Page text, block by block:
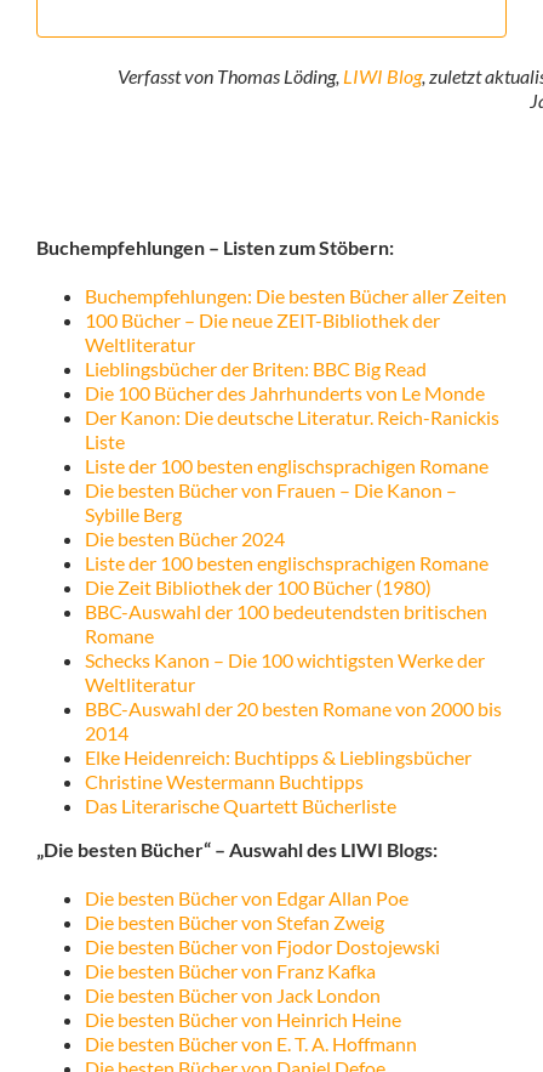
Verfasst von Thomas Löding, LIWI Blog, zuletzt
Buchempfehlungen – Listen zum Stöbern:
Buchempfehlungen: Die besten Bücher aller Zeiten
100 Bücher – Die neue ZEIT-Bibliothek der
Weltliteratur
Lieblingsbücher der Briten: BBC Big Read
Die 100 Bücher des Jahrhunderts von Le Monde
Der Kanon: Die deutsche Literatur. Reich-Ranickis
Liste
Liste der 100 besten englischsprachigen Romane
Die besten Bücher von Frauen – Die Kanon –
Sybille Berg
Die besten Bücher 2024
Liste der 100 besten englischsprachigen Romane
Die Zeit Bibliothek der 100 Bücher (1980)
BBC-Auswahl der 100 bedeutendsten britischen
Romane
Schecks Kanon – Die 100 wichtigsten Werke der
Weltliteratur
BBC-Auswahl der 20 besten Romane von 2000 bis
2014
Elke Heidenreich: Buchtipps & Lieblingsbücher
Christine Westermann Buchtipps
Das Literarische Quartett Bücherliste
„Die besten Bücher“ – Auswahl des LIWI Blogs:
Die besten Bücher von Edgar Allan Poe
Die besten Bücher von Stefan Zweig
Die besten Bücher von Fjodor Dostojewski
Die besten Bücher von Franz Kafka
Die besten Bücher von Jack London
Die besten Bücher von Heinrich Heine
Die besten Bücher von E. T. A. Hoffmann